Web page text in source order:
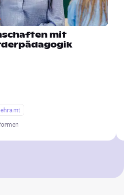
mit